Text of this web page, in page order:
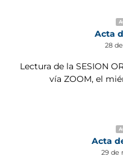
Acta
28
Lectura de la SESION
vía ZOOM, el
Acta
29 de